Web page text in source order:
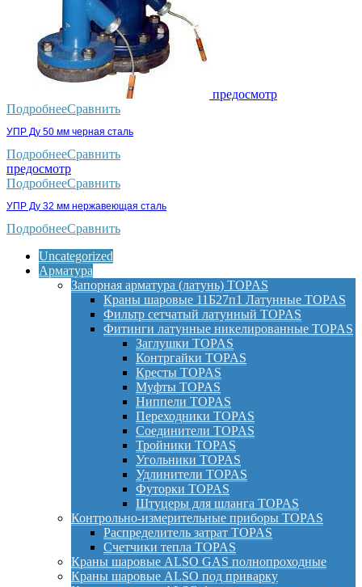
предосмотр
ПодробнееСравнить
УПР Ду 50 мм черная сталь
ПодробнееСравнить
предосмотр
ПодробнееСравнить
УПР Ду 32 мм нержавеющая сталь
ПодробнееСравнить
Uncategorized
Арматура
Запорная арматура (латунь) TOPAS
Краны шаровые 11Б27п1 Латунные TOPAS
Фильтр сетчатый латунный TOPAS
Фитинги латунные никелированные TOPAS
Заглушки TOPAS
Контргайки TOPAS
Кресты TOPAS
Муфты TOPAS
Ниппели TOPAS
Переходники TOPAS
Соединители TOPAS
Тройники TOPAS
Угольники TOPAS
Удлинители TOPAS
Футорки TOPAS
Штуцеры для шланга TOPAS
Контрольно-измерительные приборы TOPAS
Распределитель затрат TOPAS
Счетчики тепла TOPAS
Краны шаровые ALSO GAS полнопроходные
Краны шаровые ALSO под приварку